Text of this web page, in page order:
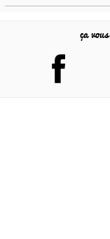
ça